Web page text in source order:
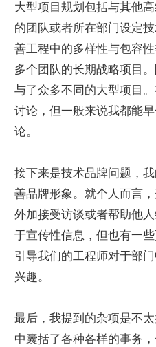
大型项目规划包括与其他
的团队或者所在部门设定
善工程中的多样性与包容
多个团队的长期战略项目
与了众多不同的大型项目
讨论，但一般来说我都能
论。
接下来是技术品牌问题，
善品牌形象。就个人而言
外加接受访谈或者帮助他
于宣传性信息，但也有一
引导我们的工程师对于部
兴趣。
最后，我提到的杂项是不
中囊括了各种各样的事务